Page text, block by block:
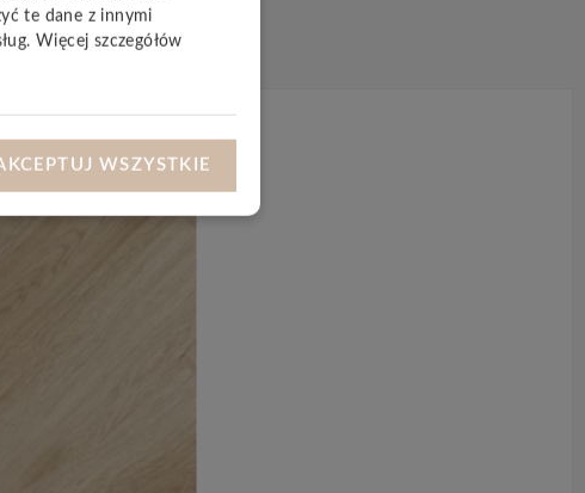
te dane z innymi
Więcej szczegółów
WSZYSTKIE